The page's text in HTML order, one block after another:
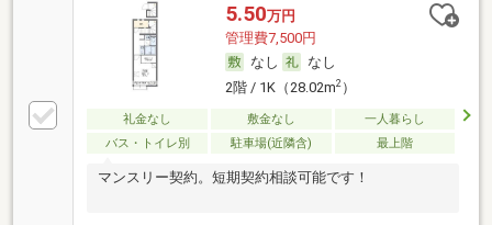
5.50万円
管理費7,500円
なし
なし
2階 / 1K（28.02m2）
礼金なし 敷金なし
一人暮らし
バス・トイレ別
駐車場(近隣含) 最上階
マンスリー契約。短期契約相談可能です！